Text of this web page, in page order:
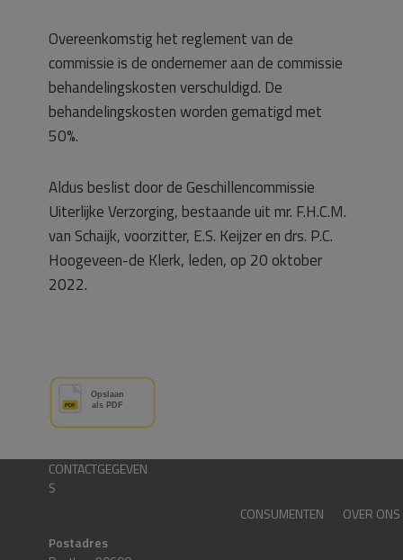
Overeenkomstig het reglement van de
commissie is de ondernemer aan de commissie
behandelingskosten verschuldigd. De
behandelingskosten worden gematigd met
50%.
Aldus beslist door de Geschillencommissie
Uiterlijke Verzorging, bestaande uit mr. F.H.C.M.
van Schaijk, voorzitter, E.S. Keijzer en drs. P.C.
Hoogeveen-de Klerk, leden, op 20 oktober
2022.
CONTACTGEGEVEN
S
Postadres
CONSUMENTEN OVER ONS